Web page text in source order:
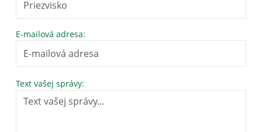
E-mailová adresa:
Text vašej správy: